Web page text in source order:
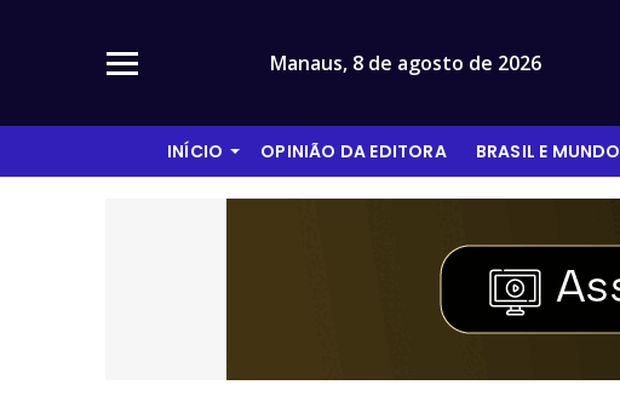
Manaus, 8 de agosto de 2026
INÍCIO OPINIÃO DA EDITORA BRASIL E MUNDO